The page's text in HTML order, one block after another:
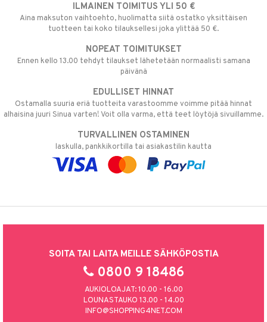
ILMAINEN TOIMITUS YLI 50 €
Aina maksuton vaihtoehto, huolimatta siitä ostatko yksittäisen
tuotteen tai koko tilauksellesi joka ylittää 50 €.
NOPEAT TOIMITUKSET
Ennen kello 13.00 tehdyt tilaukset lähetetään normaalisti samana
päivänä
EDULLISET HINNAT
Ostamalla suuria eriä tuotteita varastoomme voimme pitää hinnat
alhaisina juuri Sinua varten! Voit olla varma, että teet löytöjä sivuillamme.
TURVALLINEN OSTAMINEN
laskulla, pankkikortilla tai asiakastilin kautta
SOITA TAI LAITA MEILLE SÄHKÖPOSTIA
0800 9 18486
AUKIOLOAJAT: 10.00 - 16.00
LOUNASTAUKO 13.00 - 14.00
INFO@SHOPPING4NET.COM